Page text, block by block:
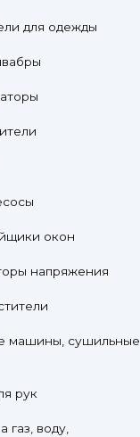
для одежды
окон
напряжения
машины, сушильные
рук
газ, воду,